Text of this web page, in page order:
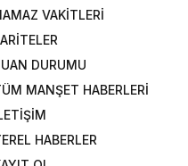
VAKİTLERİ
DURUMU
MANŞET HABERLERİ
HABERLER